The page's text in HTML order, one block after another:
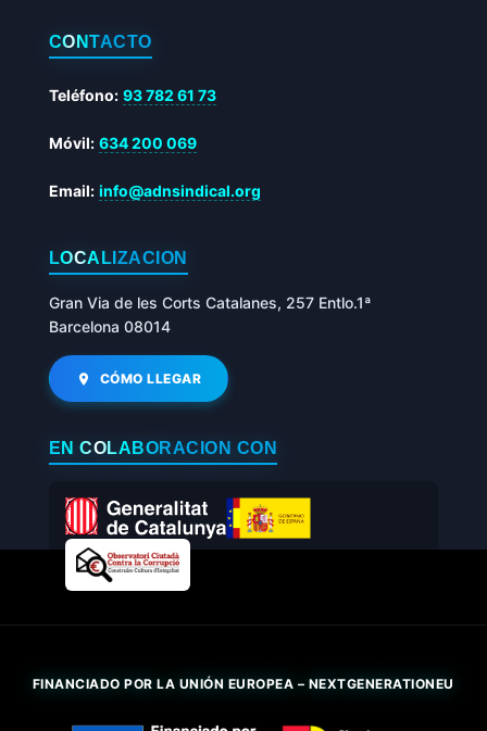
CONTACTO
Teléfono: 93 782 61 73
Móvil: 634 200 069
Email: info@adnsindical.org
LOCALIZACIÓN
Gran Via de les Corts Catalanes, 257 Entlo.1ª
Barcelona 08014
CÓMO LLEGAR
EN COLABORACIÓN CON
FINANCIADO POR LA UNIÓN EUROPEA – NEXTGENERATIONEU